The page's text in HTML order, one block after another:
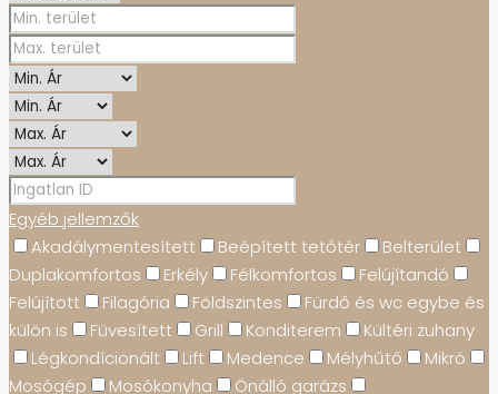
Egyéb jellemzők
Akadálymentesített
Beépített tetőtér
Belterület
Duplakomfortos
Erkély Félkomfortos
Felújítandó
Felújított
Filagória Földszintes
Fürdő és wc egybe és
külön is
Füvesített Grill Konditerem
Kültéri zuhany
Légkondícionált
Lift Medence Mélyhűtő
Mikró
Mosógép
Mosókonyha
Önálló garázs